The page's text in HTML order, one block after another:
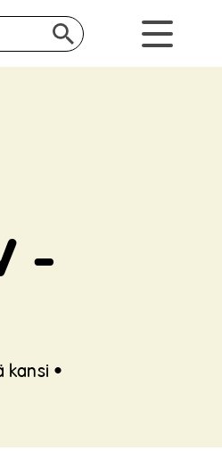
-
kansi •